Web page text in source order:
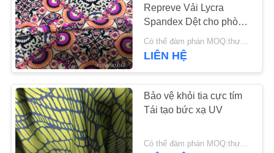
Repreve Vải Lycra
Spandex Dệt cho phòng
tập thể dục Eclipse
Dancewear
Có thể đàm phán MOQ:thương lượng
LIÊN HỆ
Bảo vệ khỏi tia cực tím
Tái tạo bức xạ UV
Có thể đàm phán MOQ:thương lượng